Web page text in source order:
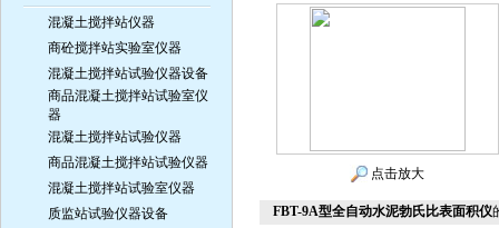
混凝土搅拌站仪器
商砼搅拌站实验室仪器
混凝土搅拌站试验仪器设备
商品混凝土搅拌站试验室仪
器
混凝土搅拌站试验仪器
商品混凝土搅拌站试验仪器
混凝土搅拌站试验室仪器
质监站试验仪器设备
点击放大
FBT-9A型全自动水泥勃氏比表面积仪